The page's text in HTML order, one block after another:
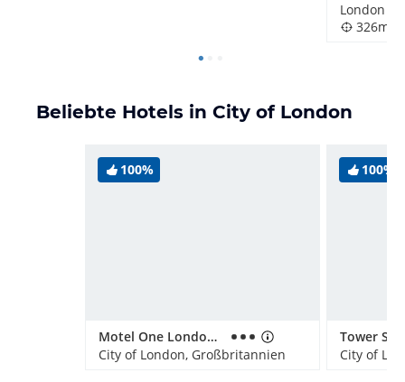
326m
Beliebte Hotels in City of London
100%
Motel One London-Tower Hill
City of London, Großbritannien
100%
City of